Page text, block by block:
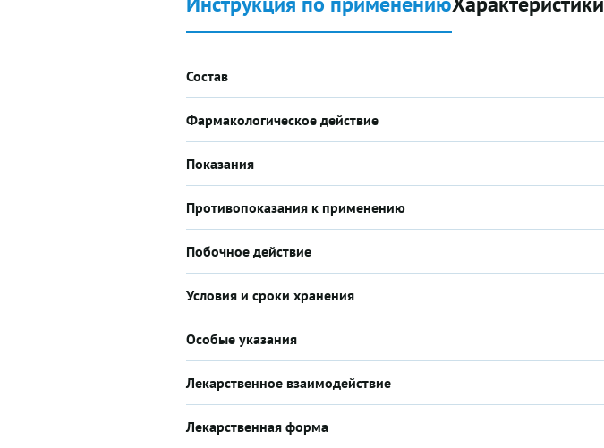
Состав
Фармакологическое действие
Показания
Противопоказания к применению
Побочное действие
Условия и сроки хранения
Особые указания
Лекарственное взаимодействие
Лекарственная форма